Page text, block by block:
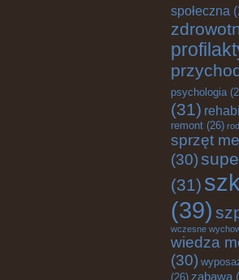
społeczna
psychologia
(31)
remont (26)
sprzęt
(30)
(31)
(39)
wczesne
wiedza
(30)
(26) zabawa